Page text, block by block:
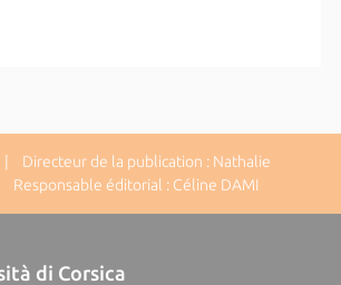
| Directeur de la publication : Nathalie
éditorial : Céline DAMI
di Corsica